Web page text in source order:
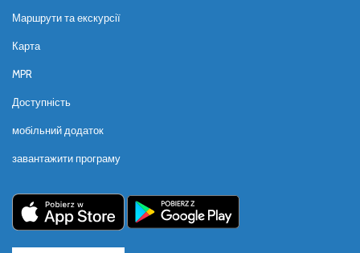
Маршрути та екскурсії
Карта
MPR
Доступність
мобільний додаток
завантажити програму